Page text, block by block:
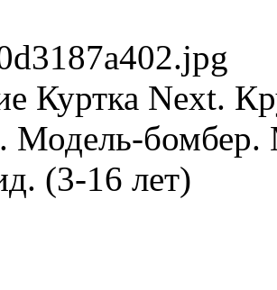
Куртка Next.
Модель-бомбер.
(3-16 лет)